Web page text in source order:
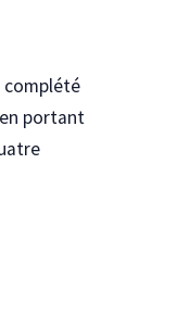
complété
en portant